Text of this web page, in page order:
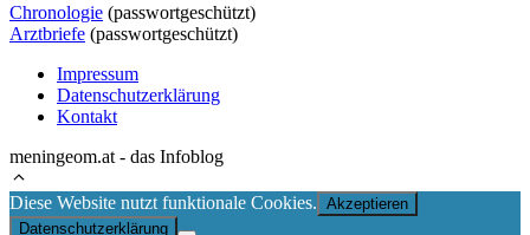
Chronologie (passwortgeschützt)
Arztbriefe (passwortgeschützt)
Impressum
Datenschutzerklärung
Kontakt
meningeom.at - das Infoblog
Diese Website nutzt funktionale Cookies. Akzeptieren
Datenschutzerklärung